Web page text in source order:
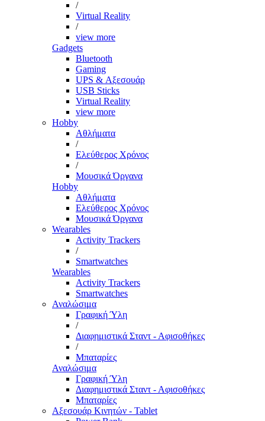
/
Virtual Reality
/
view more
Gadgets
Bluetooth
Gaming
UPS & Αξεσουάρ
USB Sticks
Virtual Reality
view more
Hobby
Αθλήματα
/
Ελεύθερος Χρόνος
/
Μουσικά Όργανα
Hobby
Αθλήματα
Ελεύθερος Χρόνος
Μουσικά Όργανα
Wearables
Activity Trackers
/
Smartwatches
Wearables
Activity Trackers
Smartwatches
Αναλώσιμα
Γραφική Ύλη
/
Διαφημιστικά Σταντ - Αφισοθήκες
/
Μπαταρίες
Αναλώσιμα
Γραφική Ύλη
Διαφημιστικά Σταντ - Αφισοθήκες
Μπαταρίες
Αξεσουάρ Κινητών - Tablet